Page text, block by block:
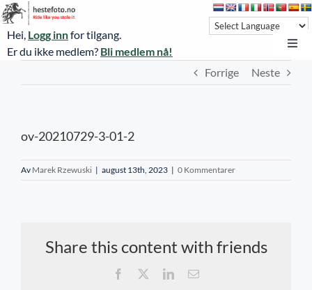
Skip
to
content
Hei, Logg innfor tilgang.
Er du ikke medlem? Bli medlem nå!
Øvrevoll treningsdager
NoARK
Forrige Neste
ov-20210729-3-01-2
Av Marek Rzewuski | august 13th, 2023 | 0 Kommentarer
Share this content with friends
Facebook LinkedIn
E-